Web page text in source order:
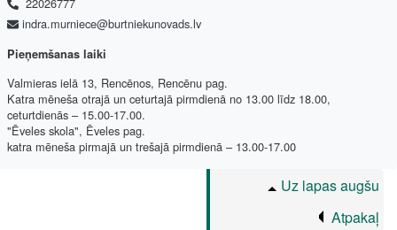
indra.murniece@burtniekunovads.lv
Pieņemšanas laiki
Valmieras ielā 13, Rencēnos, Rencēnu pag.
Katra mēneša otrajā un ceturtajā pirmdienā no 13.00 līdz 18.00,
ceturtdienās – 15.00-17.00.
"Ēveles skola", Ēveles pag.
katra mēneša pirmajā un trešajā pirmdienā – 13.00-17.00
Uz lapas augšu
Atpakaļ